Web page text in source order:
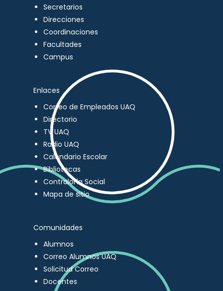
Secretarios
Direcciones
Coordinaciones
Facultades
Campus
Enlaces
Correo de Empleados UAQ
Directorio
TV UAQ
Radio UAQ
Calendario Escolar
Bibliotecas
Contraloría Social
Mapa de sitio
Comunidades
Alumnos
Correo Alumnos UAQ
Solicitud Correo
Docentes